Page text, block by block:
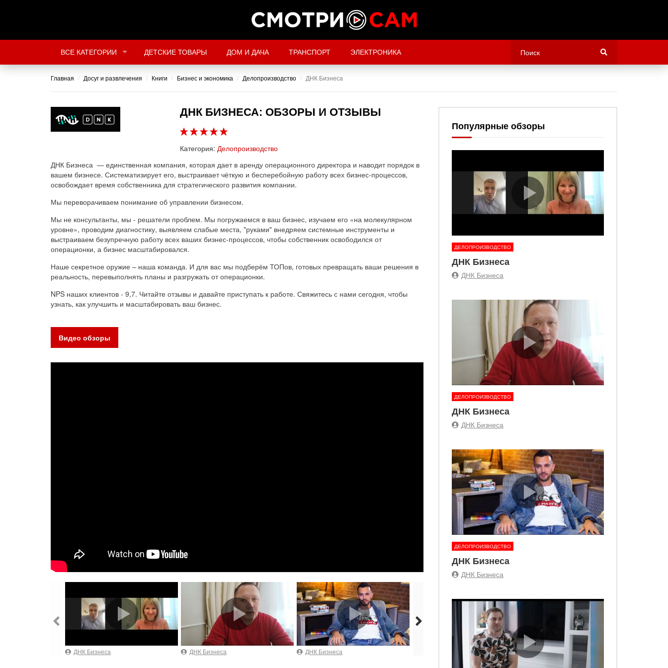
ВСЕ КАТЕГОРИИ ДЕТСКИЕ ТОВАРЫ ДОМ И ДАЧА ТРАНСПОРТ ЭЛЕКТРОНИКА
Главная Досуг и развлечения Книги Бизнес и экономика Делопроизводство ДНК Бизнеса
ДНК БИЗНЕСА: ОБЗОРЫ И ОТЗЫВЫ
Категория: Делопроизводство
ДНК Бизнеса — единственная компания, которая дает в аренду операционного директора и наводит порядок в
вашем бизнесе. Систематизирует его, выстраивает чёткую и бесперебойную работу всех бизнес-процессов,
освобождает время собственника для стратегического развития компании.
Мы переворачиваем понимание об управлении бизнесом.
Мы не консультанты, мы - решатели проблем. Мы погружаемся в ваш бизнес, изучаем его «на молекулярном
уровне», проводим диагностику, выявляем слабые места, "руками" внедряем системные инструменты и
выстраиваем безупречную работу всех ваших бизнес-процессов, чтобы собственник освободился от
операционки, а бизнес масштабировался.
Наше секретное оружие – наша команда. И для вас мы подберём ТОПов, готовых превращать ваши решения в
реальность, перевыполнять планы и разгружать от операционки.
NPS наших клиентов - 9,7. Читайте отзывы и давайте приступать к работе. Свяжитесь с нами сегодня, чтобы
узнать, как улучшить и масштабировать ваш бизнес.
Видео обзоры
ДНК Бизнеса ДНК Бизнеса ДНК Бизнеса
Популярные обзоры
ДЕЛОПРОИЗВОДСТВО
ДНК Бизнеса
ДНК Бизнеса
ДЕЛОПРОИЗВОДСТВО
ДНК Бизнеса
ДНК Бизнеса
ДЕЛОПРОИЗВОДСТВО
ДНК Бизнеса
ДНК Бизнеса